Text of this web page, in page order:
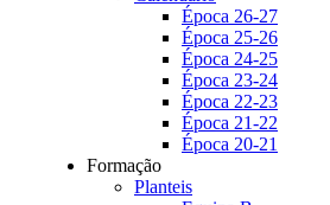
Época 26-27
Época 25-26
Época 24-25
Época 23-24
Época 22-23
Época 21-22
Época 20-21
Formação
Planteis